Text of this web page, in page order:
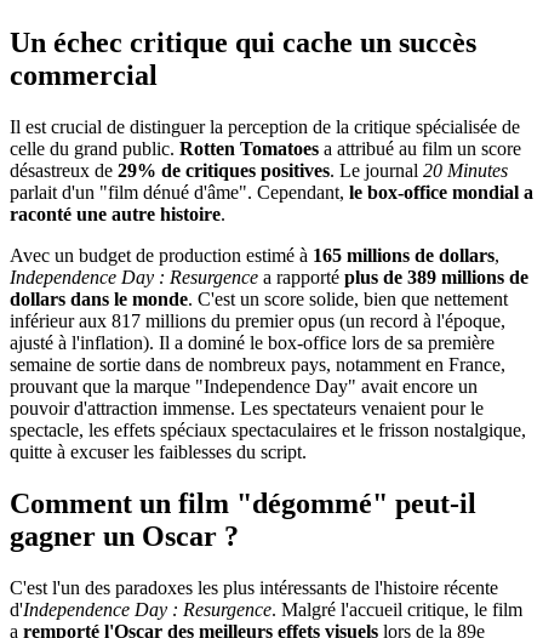
Un échec critique qui cache un succès
commercial
Il est crucial de distinguer la perception de la critique spécialisée de
celle du grand public. Rotten Tomatoes a attribué au film un score
désastreux de 29% de critiques positives. Le journal 20 Minutes
parlait d'un "film dénué d'âme". Cependant, le box-office mondial a
raconté une autre histoire.
Avec un budget de production estimé à 165 millions de dollars,
Independence Day : Resurgence a rapporté plus de 389 millions de
dollars dans le monde. C'est un score solide, bien que nettement
inférieur aux 817 millions du premier opus (un record à l'époque,
ajusté à l'inflation). Il a dominé le box-office lors de sa première
semaine de sortie dans de nombreux pays, notamment en France,
prouvant que la marque "Independence Day" avait encore un
pouvoir d'attraction immense. Les spectateurs venaient pour le
spectacle, les effets spéciaux spectaculaires et le frisson nostalgique,
quitte à excuser les faiblesses du script.
Comment un film "dégommé" peut-il
gagner un Oscar ?
C'est l'un des paradoxes les plus intéressants de l'histoire récente
d'Independence Day : Resurgence. Malgré l'accueil critique, le film
a remporté l'Oscar des meilleurs effets visuels lors de la 89e